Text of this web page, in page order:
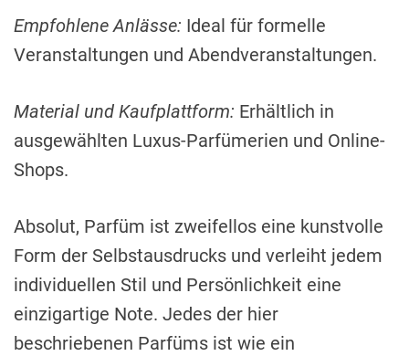
Empfohlene Anlässe: Ideal für formelle
Veranstaltungen und Abendveranstaltungen.
Material und Kaufplattform: Erhältlich in
ausgewählten Luxus-Parfümerien und Online-
Shops.
Absolut, Parfüm ist zweifellos eine kunstvolle
Form der Selbstausdrucks und verleiht jedem
individuellen Stil und Persönlichkeit eine
einzigartige Note. Jedes der hier
beschriebenen Parfüms ist wie ein